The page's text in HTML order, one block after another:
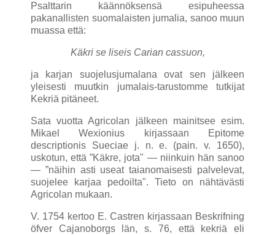
Psalttarin käännöksensä esipuheessa
pakanallisten suomalaisten jumalia, sanoo muun
muassa että:
Käkri se liseis Carian cassuon,
ja karjan suojelusjumalana ovat sen jälkeen
yleisesti muutkin jumalais-tarustomme tutkijat
Kekriä pitäneet.
Sata vuotta Agricolan jälkeen mainitsee esim.
Mikael Wexionius kirjassaan Epitome
descriptionis Sueciae j. n. e. (pain. v. 1650),
usko­tun, että ”Käkre, jota" — niinkuin hän sanoo
— ”näihin asti useat taianomaisesti palvelevat,
suojelee karjaa pedoilta". Tieto on nähtä­västi
Agricolan mukaan.
V. 1754 kertoo E. Castren kirjassaan Beskrifning
öfver Cajanoborgs län, s. 76, että kekriä eli